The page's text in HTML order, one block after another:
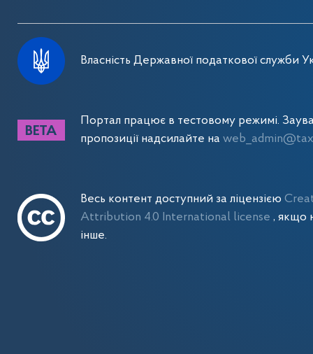
Власність Державної податкової служби
Портал працює в тестовому режимі.
пропозиції надсилайте на
Весь контент доступний за ліцензією
Attribution 4.0 International license , якщо
інше.